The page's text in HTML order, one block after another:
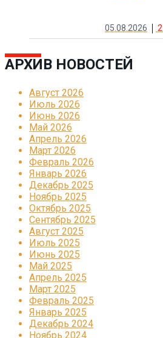
05.08.2026 2
АРХИВ НОВОСТЕЙ
Август 2026
Июль 2026
Июнь 2026
Май 2026
Апрель 2026
Март 2026
Февраль 2026
Январь 2026
Декабрь 2025
Ноябрь 2025
Октябрь 2025
Сентябрь 2025
Август 2025
Июль 2025
Июнь 2025
Май 2025
Апрель 2025
Март 2025
Февраль 2025
Январь 2025
Декабрь 2024
Ноябрь 2024